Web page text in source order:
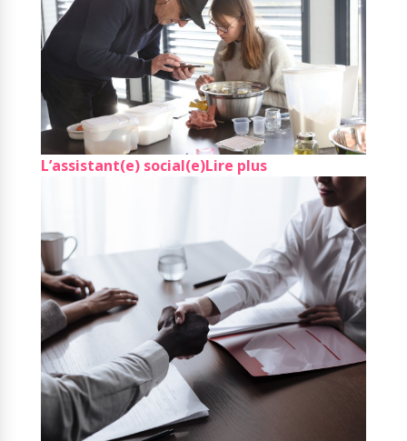
L’assistant(e) social(e)Lire plus